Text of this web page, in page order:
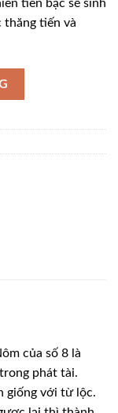
tiền bạc sẽ sinh
thăng tiến và
của số 8 là
phát tài.
giống với từ lộc.